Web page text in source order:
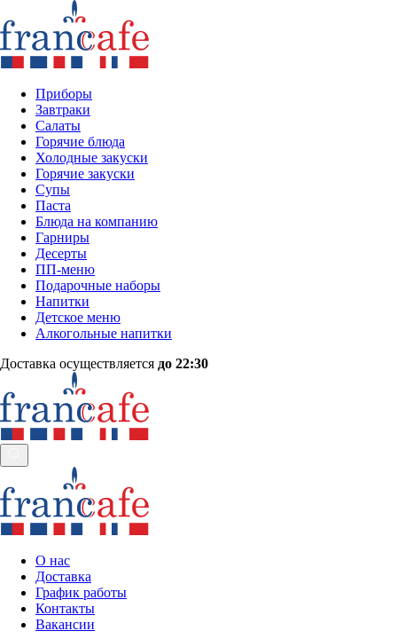
Приборы
Завтраки
Салаты
Горячие блюда
Холодные закуски
Горячие закуски
Супы
Паста
Блюда на компанию
Гарниры
Десерты
ПП-меню
Подарочные наборы
Напитки
Детское меню
Алкогольные напитки
Доставка осуществляется до 22:30
О нас
Доставка
График работы
Контакты
Вакансии